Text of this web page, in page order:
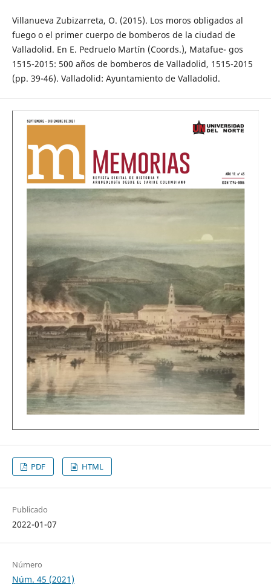
Villanueva Zubizarreta, O. (2015). Los moros obligados al
fuego o el primer cuerpo de bomberos de la ciudad de
Valladolid. En E. Pedruelo Martín (Coords.), Matafue- gos
1515-2015: 500 años de bomberos de Valladolid, 1515-2015
(pp. 39-46). Valladolid: Ayuntamiento de Valladolid.
PDF HTML
Publicado
2022-01-07
Número
Núm. 45 (2021)